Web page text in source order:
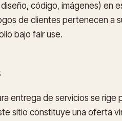
código, imágenes) en
de clientes pertenecen a
bajo fair use.
entrega de servicios se
sitio constituye una oferta